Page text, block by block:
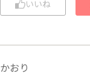
いいね
かおり